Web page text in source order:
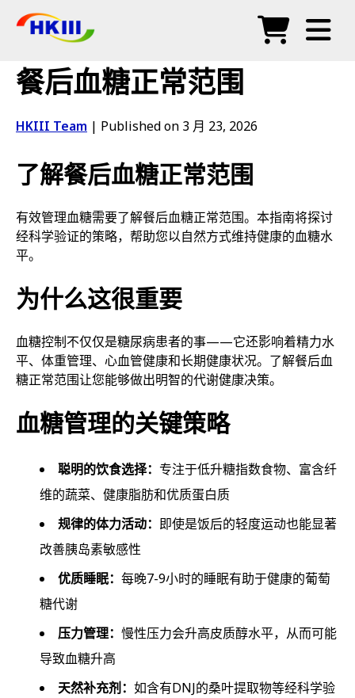
常见问题
博客
授权代理
商店
餐后血糖正常范围
HKIII Team | Published on 3 月 23, 2026
了解餐后血糖正常范围
有效管理血糖需要了解餐后血糖正常范围。本指南将探讨
经科学验证的策略，帮助您以自然方式维持健康的血糖水
平。
为什么这很重要
血糖控制不仅仅是糖尿病患者的事——它还影响着精力水
平、体重管理、心血管健康和长期健康状况。了解餐后血
糖正常范围让您能够做出明智的代谢健康决策。
血糖管理的关键策略
聪明的饮食选择： 专注于低升糖指数食物、富含纤
维的蔬菜、健康脂肪和优质蛋白质
规律的体力活动： 即使是饭后的轻度运动也能显著
改善胰岛素敏感性
优质睡眠： 每晚7-9小时的睡眠有助于健康的葡萄
糖代谢
压力管理： 慢性压力会升高皮质醇水平，从而可能
导致血糖升高
天然补充剂： 如含有DNJ的桑叶提取物等经科学验